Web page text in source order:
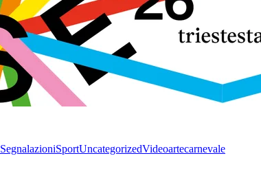
SegnalazioniSportUncategorizedVideoartecarnevale